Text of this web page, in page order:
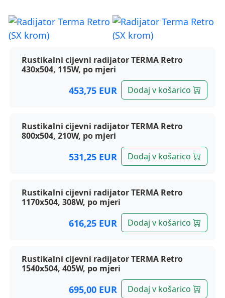
Rustikalni cijevni radijator TERMA Retro
430x504, 115W, po mjeri
453,75 EUR Dodaj v košarico
Rustikalni cijevni radijator TERMA Retro
800x504, 210W, po mjeri
531,25 EUR Dodaj v košarico
Rustikalni cijevni radijator TERMA Retro
1170x504, 308W, po mjeri
616,25 EUR Dodaj v košarico
Rustikalni cijevni radijator TERMA Retro
1540x504, 405W, po mjeri
695,00 EUR Dodaj v košarico